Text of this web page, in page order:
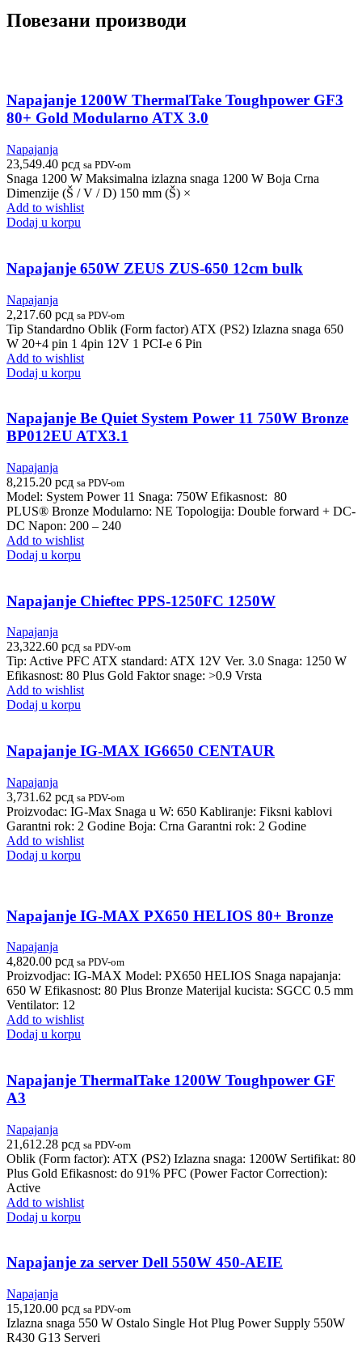
Повезани производи
Napajanje 1200W ThermalTake Toughpower GF3
80+ Gold Modularno ATX 3.0
Napajanja
23,549.40 рсд sa PDV-om
Snaga 1200 W Maksimalna izlazna snaga 1200 W Boja Crna
Dimenzije (Š / V / D) 150 mm (Š) ×
Add to wishlist
Dodaj u korpu
Napajanje 650W ZEUS ZUS-650 12cm bulk
Napajanja
2,217.60 рсд sa PDV-om
Tip Standardno Oblik (Form factor) ATX (PS2) Izlazna snaga 650
W 20+4 pin 1 4pin 12V 1 PCI-e 6 Pin
Add to wishlist
Dodaj u korpu
Napajanje Be Quiet System Power 11 750W Bronze
BP012EU ATX3.1
Napajanja
8,215.20 рсд sa PDV-om
Model: System Power 11 Snaga: 750W Efikasnost: 80
PLUS® Bronze Modularno: NE Topologija: Double forward + DC-
DC Napon: 200 – 240
Add to wishlist
Dodaj u korpu
Napajanje Chieftec PPS-1250FC 1250W
Napajanja
23,322.60 рсд sa PDV-om
Tip: Active PFC ATX standard: ATX 12V Ver. 3.0 Snaga: 1250 W
Efikasnost: 80 Plus Gold Faktor snage: >0.9 Vrsta
Add to wishlist
Dodaj u korpu
Napajanje IG-MAX IG6650 CENTAUR
Napajanja
3,731.62 рсд sa PDV-om
Proizvodac: IG-Max Snaga u W: 650 Kabliranje: Fiksni kablovi
Garantni rok: 2 Godine Boja: Crna Garantni rok: 2 Godine
Add to wishlist
Dodaj u korpu
Napajanje IG-MAX PX650 HELIOS 80+ Bronze
Napajanja
4,820.00 рсд sa PDV-om
Proizvodjac: IG-MAX Model: PX650 HELIOS Snaga napajanja:
650 W Efikasnost: 80 Plus Bronze Materijal kucista: SGCC 0.5 mm
Ventilator: 12
Add to wishlist
Dodaj u korpu
Napajanje ThermalTake 1200W Toughpower GF
A3
Napajanja
21,612.28 рсд sa PDV-om
Oblik (Form factor): ATX (PS2) Izlazna snaga: 1200W Sertifikat: 80
Plus Gold Efikasnost: do 91% PFC (Power Factor Correction):
Active
Add to wishlist
Dodaj u korpu
Napajanje za server Dell 550W 450-AEIE
Napajanja
15,120.00 рсд sa PDV-om
Izlazna snaga 550 W Ostalo Single Hot Plug Power Supply 550W
R430 G13 Serveri